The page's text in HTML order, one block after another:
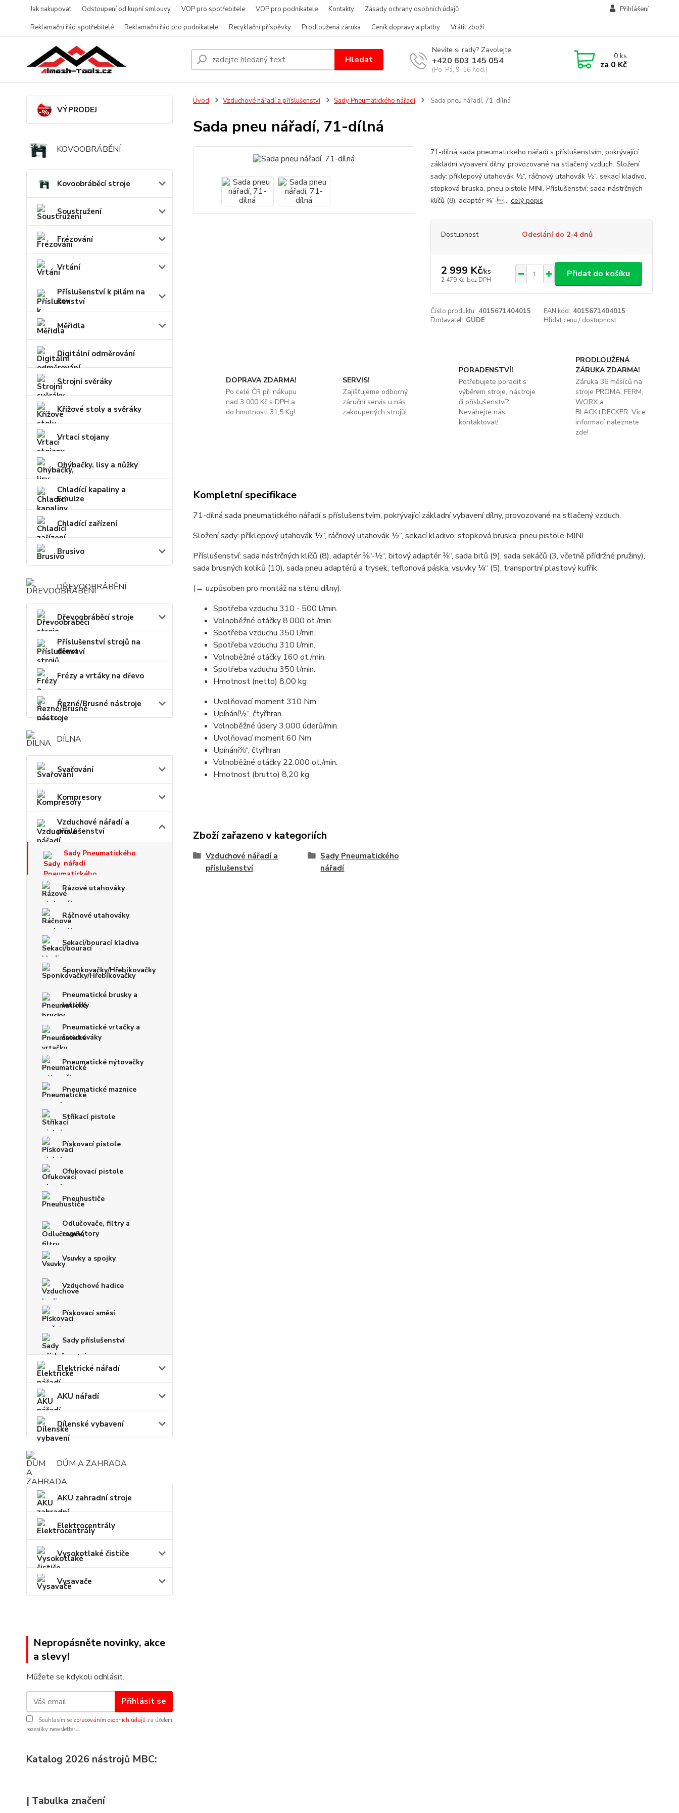
Jak nakupovat Odstoupení od kupní smlouvy VOP pro spotřebitele VOP pro podnikatele Kontakty
Zásady ochrany osobních údajů
Reklamační řád spotřebitelé
Reklamační řád pro podnikatele Recyklační příspěvky Prodloužená záruka Ceník dopravy a platby Vrátit zboží
Přihlášení
Hledat
Nevíte si rady? Zavolejte.
+420 603 145 054
(Po-Pá, 9-16 hod.)
0ks
za 0 Kč
VÝPRODEJ
KOVOOBRÁBĚNÍ
Kovoobráběcí stroje
Soustružení
Frézování
Vrtání
Příslušenství k pilám na
kov
Měřidla
Digitální odměrování
Strojní svěráky
Křížové stoly a svěráky
Vrtací stojany
Ohýbačky, lisy a nůžky
Chladící kapaliny a
Emulze
Chladící zařízení
Brusivo
DŘEVOOBRÁBĚNÍ
Dřevoobráběcí stroje
Příslušenství strojů na
dřevo
Frézy a vrtáky na dřevo
Řezné/Brusné nástroje
DÍLNA
Svařování
Kompresory
Vzduchové nářadí a
příslušenství
Sady Pneumatického
nářadí
Rázové utahováky
Ráčnové utahováky
Sekací/bourací kladiva
Sponkovačky/Hřebíkovačky
Pneumatické brusky a
leštičky
Pneumatické vrtačky a
šroubováky
Pneumatické nýtovačky
Pneumatické maznice
Stříkací pistole
Pískovací pistole
Ofukovací pistole
Pneuhustiče
Odlučovače, filtry a
regulátory
Vsuvky a spojky
Vzduchové hadice
Pískovací směsi
Sady příslušenství
Elektrické nářadí
AKU nářadí
Dílenské vybavení
DŮM A ZAHRADA
AKU zahradní stroje
Elektrocentrály
Vysokotlaké čističe
Vysavače
Nepropásněte novinky, akce
a slevy!
Můžete se kdykoli odhlásit.
Přihlásit se
Souhlasím se zpracováním osobních údajů za účelem
rozesílky newsletteru.
Katalog 2026 nástrojů MBC:
| Tabulka značení
Úvod Vzduchové nářadí a příslušenství Sady Pneumatického nářadí Sada pneu nářadí, 71-dílná
Sada pneu nářadí, 71-dílná
71-dílná sada pneumatického nářadí s příslušenstvím, pokrývající
základní vybavení dílny, provozované na stlačený vzduch. Složení
sady: příklepový utahovák ½“, ráčnový utahovák ½“, sekací kladivo,
stopková bruska, pneu pistole MINI. Příslušenství: sada nástrčných
klíčů (8), adaptér ⅜“-... celý popis
Dostupnost Odeslání do 2-4 dnů
2 999 Kč/ks
2 479 Kč bez DPH
Přidat do košíku
Číslo produktu: 4015671404015 EAN kód: 4015671404015
Dodavatel: GÜDE Hlídat cenu / dostupnost
DOPRAVA ZDARMA!
Po celé ČR při nákupu
nad 3 000 Kč s DPH a
do hmotnosti 31,5 Kg!
SERVIS!
Zajišťujeme odborný
záruční servis u nás
zakoupených strojů!
PORADENSTVÍ!
Potřebujete poradit s
výběrem stroje, nástroje
či příslušenství?
Neváhejte nás
kontaktovat!
PRODLOUŽENÁ
ZÁRUKA ZDARMA!
Záruka 36 měsíců na
stroje PROMA, FERM,
WORX a
BLACK+DECKER. Více
informací naleznete
zde!
Kompletní specifikace
71-dílná sada pneumatického nářadí s příslušenstvím, pokrývající základní vybavení dílny, provozované na stlačený vzduch.
Složení sady: příklepový utahovák ½“, ráčnový utahovák ½“, sekací kladivo, stopková bruska, pneu pistole MINI.
Příslušenství: sada nástrčných klíčů (8), adaptér ⅜“-½“, bitový adaptér ⅜“, sada bitů (9), sada sekáčů (3, včetně přídržné pružiny),
sada brusných kolíků (10), sada pneu adaptérů a trysek, teflonová páska, vsuvky ¼“ (5), transportní plastový kufřík
(→ uzpůsoben pro montáž na stěnu dílny).
Spotřeba vzduchu 310 - 500 l/min.
Volnoběžné otáčky 8.000 ot./min.
Spotřeba vzduchu 350 l/min.
Spotřeba vzduchu 310 l/min.
Volnoběžné otáčky 160 ot./min.
Spotřeba vzduchu 350 l/min.
Hmotnost (netto) 8,00 kg
Uvolňovací moment 310 Nm
Upínání½“, čtyřhran
Volnoběžné údery 3.000 úderů/min.
Uvolňovací moment 60 Nm
Upínání⅜“, čtyřhran
Volnoběžné otáčky 22.000 ot./min.
Hmotnost (brutto) 8,20 kg
Zboží zařazeno v kategoriích
Vzduchové nářadí a
příslušenství
Sady Pneumatického
nářadí